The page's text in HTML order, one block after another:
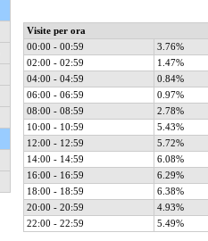
Visite per ora
00:00 - 00:59
3.76%
02:00 - 02:59
1.47%
04:00 - 04:59
0.84%
06:00 - 06:59
0.97%
08:00 - 08:59
2.78%
10:00 - 10:59
5.43%
12:00 - 12:59
5.72%
14:00 - 14:59
6.08%
16:00 - 16:59
6.29%
18:00 - 18:59
6.38%
20:00 - 20:59
4.93%
22:00 - 22:59
5.49%